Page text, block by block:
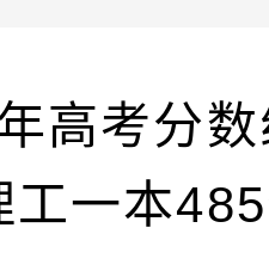
高考分
工一本